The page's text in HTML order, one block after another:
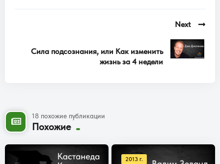
Next
Сила подсознания, или Как изменить
жизнь за 4 недели
18 похожие публикации
Похожие
2013 г.